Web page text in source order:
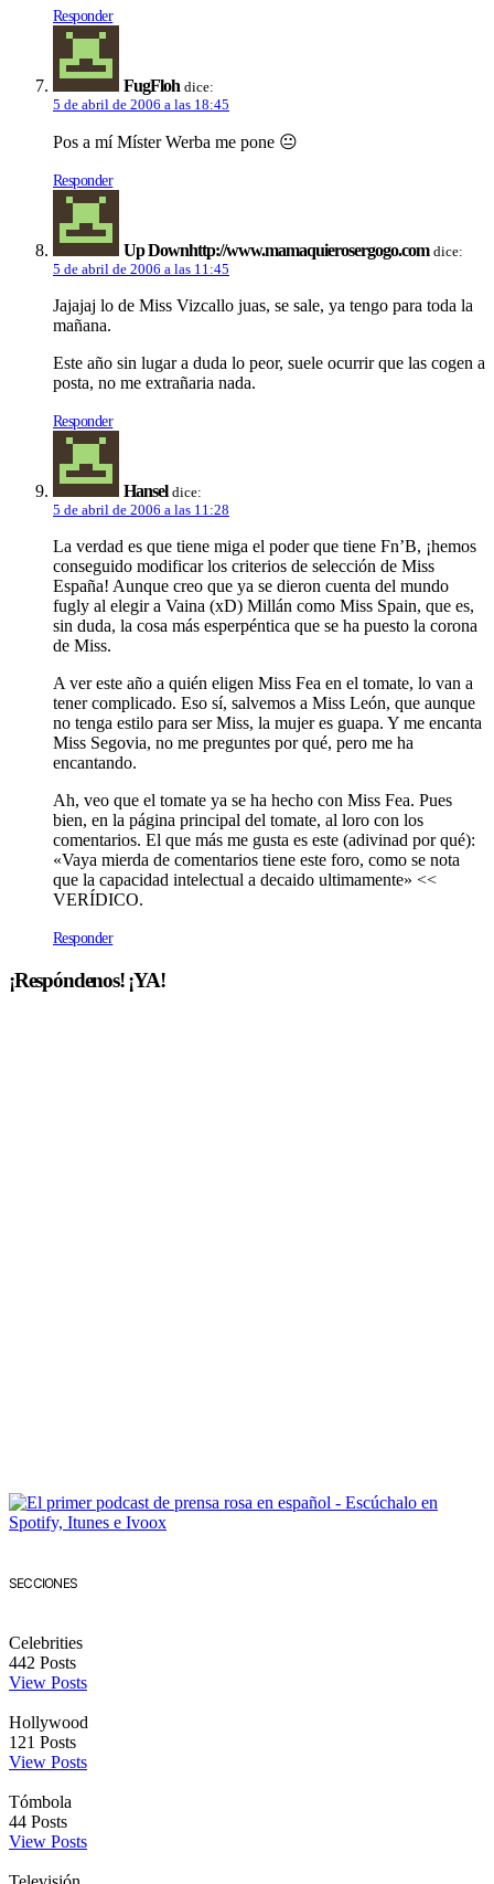
Responder
FugFloh dice:
5 de abril de 2006 a las 18:45
Pos a mí Míster Werba me pone 😐
Responder
Up Downhttp://www.mamaquierosergogo.com dice:
5 de abril de 2006 a las 11:45
Jajajaj lo de Miss Vizcallo juas, se sale, ya tengo para toda la
mañana.
Este año sin lugar a duda lo peor, suele ocurrir que las cogen a
posta, no me extrañaria nada.
Responder
Hansel dice:
5 de abril de 2006 a las 11:28
La verdad es que tiene miga el poder que tiene Fn’B, ¡hemos
conseguido modificar los criterios de selección de Miss
España! Aunque creo que ya se dieron cuenta del mundo
fugly al elegir a Vaina (xD) Millán como Miss Spain, que es,
sin duda, la cosa más esperpéntica que se ha puesto la corona
de Miss.
A ver este año a quién eligen Miss Fea en el tomate, lo van a
tener complicado. Eso sí, salvemos a Miss León, que aunque
no tenga estilo para ser Miss, la mujer es guapa. Y me encanta
Miss Segovia, no me preguntes por qué, pero me ha
encantando.
Ah, veo que el tomate ya se ha hecho con Miss Fea. Pues
bien, en la página principal del tomate, al loro con los
comentarios. El que más me gusta es este (adivinad por qué):
«Vaya mierda de comentarios tiene este foro, como se nota
que la capacidad intelectual a decaido ultimamente» <<
VERÍDICO.
Responder
¡Respóndenos! ¡YA!
SECCIONES
Celebrities
442 Posts
View Posts
Hollywood
121 Posts
View Posts
Tómbola
44 Posts
View Posts